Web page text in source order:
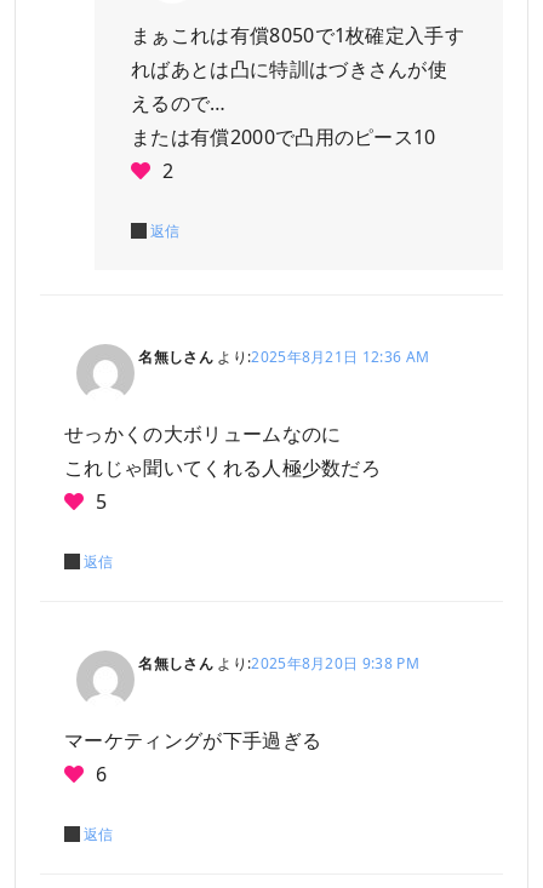
まぁこれは有償8050で1枚確定入手す
ればあとは凸に特訓はづきさんが使
えるので…
または有償2000で凸用のピース10
2
返信
名無しさん より:2025年8月21日 12:36 AM
せっかくの大ボリュームなのに
これじゃ聞いてくれる人極少数だろ
5
返信
名無しさん より:2025年8月20日 9:38 PM
マーケティングが下手過ぎる
6
返信